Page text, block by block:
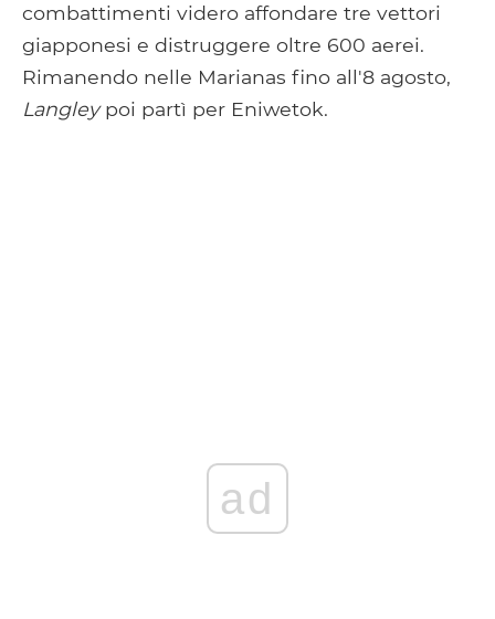
combattimenti videro affondare tre vettori
giapponesi e distruggere oltre 600 aerei.
Rimanendo nelle Marianas fino all'8 agosto,
Langleypoi partì per Eniwetok.
ad